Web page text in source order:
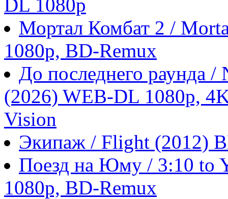
DL 1080p
Мортал Комбат 2 /
1080p, BD-Remux
До последнего раунда
(2026) WEB-DL 1080p,
Vision
Экипаж / Flight (2012)
Поезд на Юму / 3:10 to
1080p, BD-Remux